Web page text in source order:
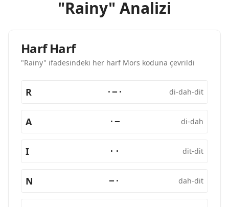
"Rainy" Analizi
Harf Harf
"Rainy" ifadesindeki her harf Mors koduna çevrildi
R ·−· di-dah-dit
A ·− di-dah
I ·· dit-dit
N −· dah-dit